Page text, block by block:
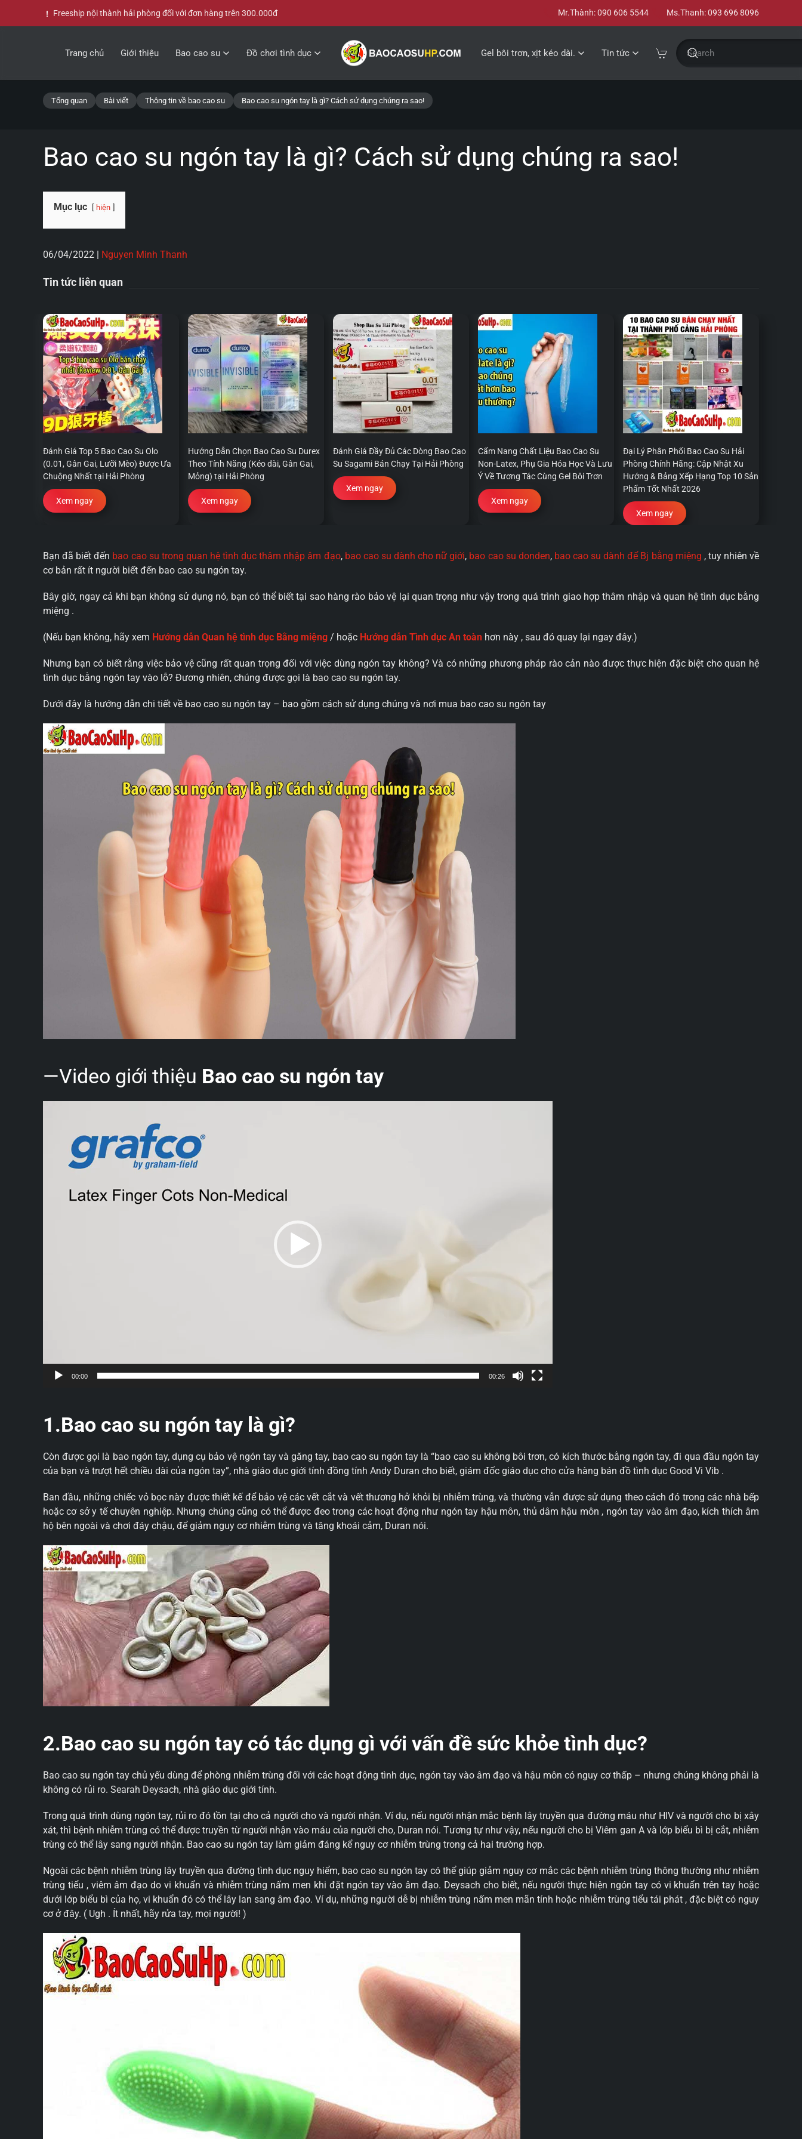
Freeship nội thành hải phòng đối với đơn hàng trên 300.000đ Mr.Thành: 090 606 5544 Ms.Thanh: 093 696 8096
Trang chủ Giới thiệu Bao cao su Đồ chơi tình dục Gel bôi trơn, xịt kéo dài. Tin tức
Tổng quan Bài viết Thông tin về bao cao su Bao cao su ngón tay là gì? Cách sử dụng chúng ra sao!
Bao cao su ngón tay là gì? Cách sử dụng chúng ra sao!
Mục lục hiện
06/04/2022 | Nguyen Minh Thanh
Tin tức liên quan
Đánh Giá Top 5 Bao Cao Su Olo
(0.01, Gân Gai, Lưỡi Mèo) Được Ưa
Chuộng Nhất tại Hải Phòng
Xem ngay
Hướng Dẫn Chọn Bao Cao Su Durex
Theo Tính Năng (Kéo dài, Gân Gai,
Mỏng) tại Hải Phòng
Xem ngay
Đánh Giá Đầy Đủ Các Dòng Bao Cao
Su Sagami Bán Chạy Tại Hải Phòng
Xem ngay
Cẩm Nang Chất Liệu Bao Cao Su
Non-Latex, Phụ Gia Hóa Học Và Lưu
Ý Về Tương Tác Cùng Gel Bôi Trơn
Xem ngay
Đại Lý Phân Phối Bao Cao Su Hải
Phòng Chính Hãng: Cập Nhật Xu
Hướng & Bảng Xếp Hạng Top 10 Sản
Phẩm Tốt Nhất 2026
Xem ngay
Bạn đã biết đến bao cao su trong quan hệ tình dục thâm nhập âm đạo, bao cao su dành cho nữ giới, bao cao su donden, bao cao su dành để Bj bằng miệng , tuy nhiên về
cơ bản rất ít người biết đến bao cao su ngón tay.
Bây giờ, ngay cả khi bạn không sử dụng nó, bạn có thể biết tại sao hàng rào bảo vệ lại quan trọng như vậy trong quá trình giao hợp thâm nhập và quan hệ tình dục bằng
miệng .
(Nếu bạn không, hãy xem Hướng dẫn Quan hệ tình dục Bằng miệng / hoặc Hướng dẫn Tình dục An toàn hơn này , sau đó quay lại ngay đây.)
Nhưng bạn có biết rằng việc bảo vệ cũng rất quan trọng đối với việc dùng ngón tay không? Và có những phương pháp rào cản nào được thực hiện đặc biệt cho quan hệ
tình dục bằng ngón tay vào lỗ? Đương nhiên, chúng được gọi là bao cao su ngón tay.
Dưới đây là hướng dẫn chi tiết về bao cao su ngón tay – bao gồm cách sử dụng chúng và nơi mua bao cao su ngón tay
—Video giới thiệu Bao cao su ngón tay
00:00 00:26
1.Bao cao su ngón tay là gì?
Còn được gọi là bao ngón tay, dụng cụ bảo vệ ngón tay và găng tay, bao cao su ngón tay là “bao cao su không bôi trơn, có kích thước bằng ngón tay, đi qua đầu ngón tay
của bạn và trượt hết chiều dài của ngón tay”, nhà giáo dục giới tính đồng tính Andy Duran cho biết, giám đốc giáo dục cho cửa hàng bán đồ tình dục Good Vi Vib .
Ban đầu, những chiếc vỏ bọc này được thiết kế để bảo vệ các vết cắt và vết thương hở khỏi bị nhiễm trùng, và thường vẫn được sử dụng theo cách đó trong các nhà bếp
hoặc cơ sở y tế chuyên nghiệp. Nhưng chúng cũng có thể được đeo trong các hoạt động như ngón tay hậu môn, thủ dâm hậu môn , ngón tay vào âm đạo, kích thích âm
hộ bên ngoài và chơi đáy chậu, để giảm nguy cơ nhiễm trùng và tăng khoái cảm, Duran nói.
2.Bao cao su ngón tay có tác dụng gì với vấn đề sức khỏe tình dục?
Bao cao su ngón tay chủ yếu dùng để phòng nhiễm trùng đối với các hoạt động tình dục, ngón tay vào âm đạo và hậu môn có nguy cơ thấp – nhưng chúng không phải là
không có rủi ro. Searah Deysach, nhà giáo dục giới tính.
Trong quá trình dùng ngón tay, rủi ro đó tồn tại cho cả người cho và người nhận. Ví dụ, nếu người nhận mắc bệnh lây truyền qua đường máu như HIV và người cho bị xây
xát, thì bệnh nhiễm trùng có thể được truyền từ người nhận vào máu của người cho, Duran nói. Tương tự như vậy, nếu người cho bị Viêm gan A và lớp biểu bì bị cắt, nhiễm
trùng có thể lây sang người nhận. Bao cao su ngón tay làm giảm đáng kể nguy cơ nhiễm trùng trong cả hai trường hợp.
Ngoài các bệnh nhiễm trùng lây truyền qua đường tình dục nguy hiểm, bao cao su ngón tay có thể giúp giảm nguy cơ mắc các bệnh nhiễm trùng thông thường như nhiễm
trùng tiểu , viêm âm đạo do vi khuẩn và nhiễm trùng nấm men khi đặt ngón tay vào âm đạo. Deysach cho biết, nếu người thực hiện ngón tay có vi khuẩn trên tay hoặc
dưới lớp biểu bì của họ, vi khuẩn đó có thể lây lan sang âm đạo. Ví dụ, những người dễ bị nhiễm trùng nấm men mãn tính hoặc nhiễm trùng tiểu tái phát , đặc biệt có nguy
cơ ở đây. ( Ugh . Ít nhất, hãy rửa tay, mọi người! )